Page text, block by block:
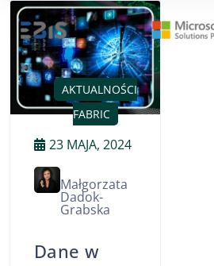
AKTUALNOŚCI
FABRIC
23 MAJA, 2024
Małgorzata
Dadok-
Grabska
Dane w